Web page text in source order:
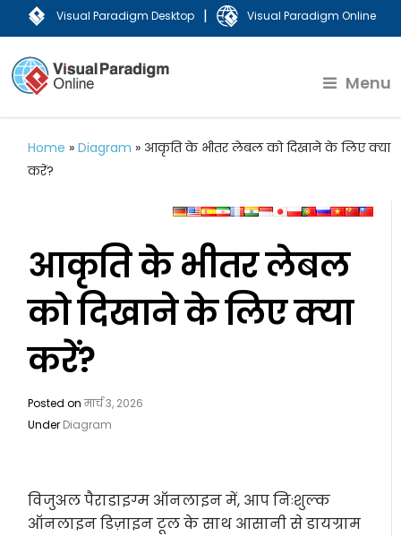
Visual Paradigm Desktop | Visual Paradigm Online
Menu
Home »Diagram » आकृति के भीतर लेबल को दिखाने के लिए क्या
करें?
आकृति के भीतर लेबल
को दिखाने के लिए क्या
करें?
Posted onमार्च 3, 2026
Under Diagram
विजुअल पैराडाइग्म ऑनलाइन में, आप निःशुल्क
ऑनलाइन डिज़ाइन टूल के साथ आसानी से डायग्राम